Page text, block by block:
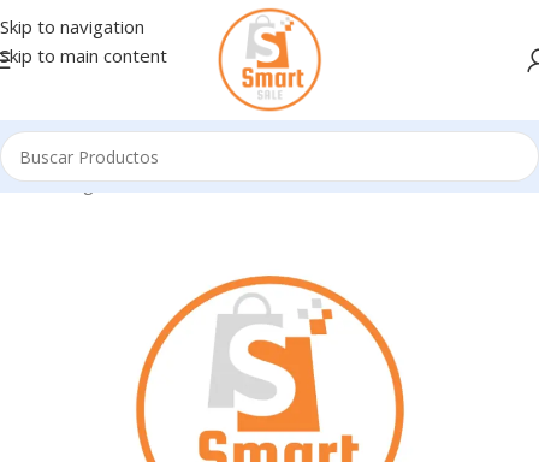
Skip to navigation
Skip to main content
Inicio/Ingresando